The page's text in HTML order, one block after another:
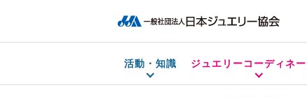
活動・知識 ジュエリーコーディネ